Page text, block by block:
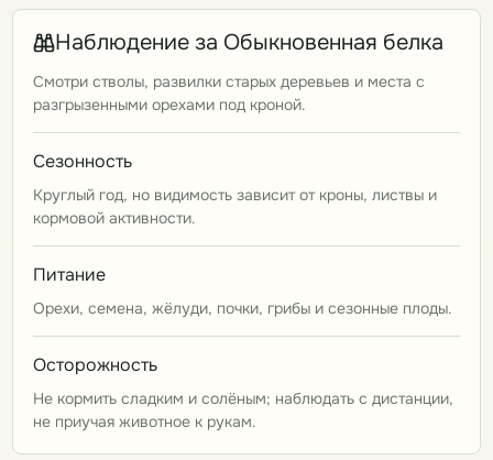
Наблюдение за Обыкновенная белка
Смотри стволы, развилки старых деревьев и места с
разгрызенными орехами под кроной.
Сезонность
Круглый год, но видимость зависит от кроны, листвы и
кормовой активности.
Питание
Орехи, семена, жёлуди, почки, грибы и сезонные плоды.
Осторожность
Не кормить сладким и солёным; наблюдать с дистанции,
не приучая животное к рукам.